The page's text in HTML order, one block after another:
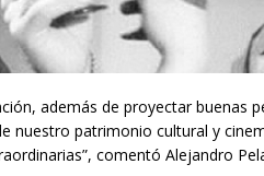
además de proyectar buenas
nuestro patrimonio cultural y
comentó Alejandro